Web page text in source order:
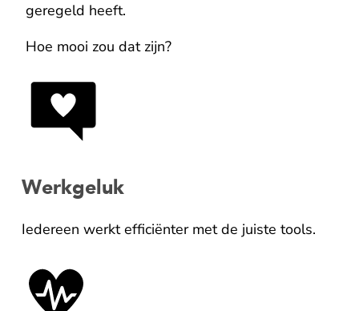
geregeld heeft.
Hoe mooi zou dat zijn?
Werkgeluk
Iedereen werkt efficiënter met de juiste tools.